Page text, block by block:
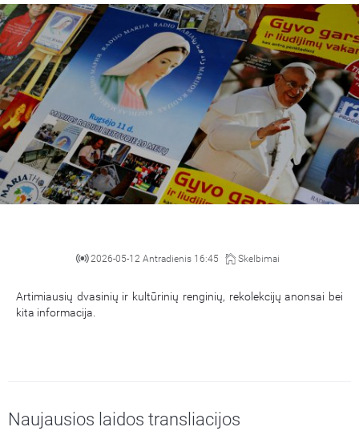
2026-05-12 Antradienis 16:45 Skelbimai
Artimiausių dvasinių ir kultūrinių renginių, rekolekcijų anonsai bei
kita informacija.
Naujausios laidos transliacijos